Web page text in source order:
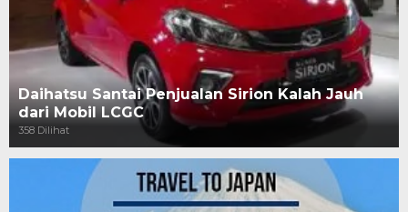
Daihatsu Santai Penjualan Sirion Kalah Jauh
dari Mobil LCGC
358 Dilihat